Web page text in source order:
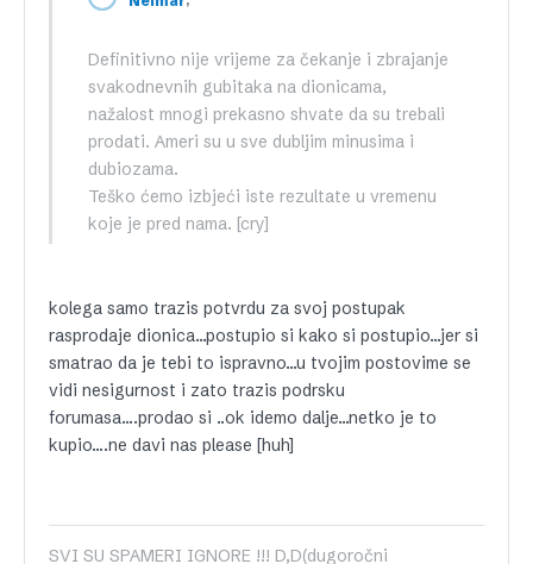
Definitivno nije vrijeme za čekanje i zbrajanje
svakodnevnih gubitaka na dionicama,
nažalost mnogi prekasno shvate da su trebali
prodati. Ameri su u sve dubljim minusima i
dubiozama.
Teško ćemo izbjeći iste rezultate u vremenu
koje je pred nama. [cry]
kolega samo trazis potvrdu za svoj postupak
rasprodaje dionica…postupio si kako si postupio…jer si
smatrao da je tebi to ispravno…u tvojim postovime se
vidi nesigurnost i zato trazis podrsku
forumasa….prodao si ..ok idemo dalje…netko je to
kupio….ne davi nas please [huh]
SVI SU SPAMERI IGNORE !!! D,D(dugoročni